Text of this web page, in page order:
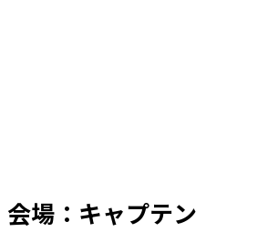
会場：キャプテン